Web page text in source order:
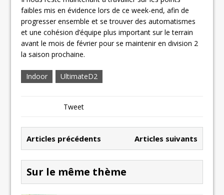
faibles mis en évidence lors de ce week-end, afin de
progresser ensemble et se trouver des automatismes
et une cohésion d’équipe plus important sur le terrain
avant le mois de février pour se maintenir en division 2
la saison prochaine.
Indoor UltimateD2
Tweet
Articles précédents Articles suivants
Sur le même thème